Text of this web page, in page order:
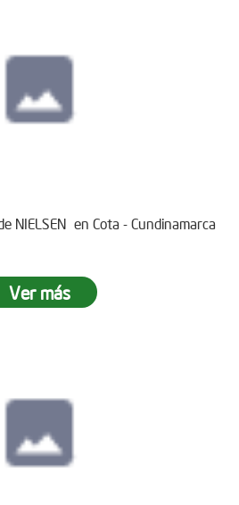
NIELSEN en Cota - Cundinamarca
Ver más